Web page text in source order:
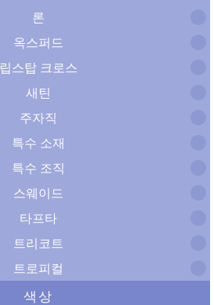
론
옥스퍼드
립스탑 크로스
새틴
주자직
특수 소재
특수 조직
스웨이드
타프타
트리코트
트로피컬
색상